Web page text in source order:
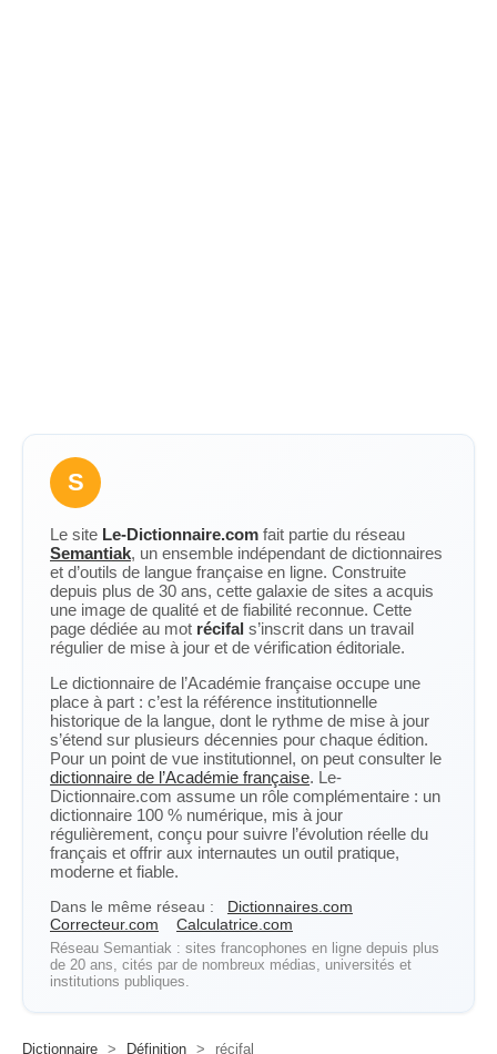
S
Le site Le-Dictionnaire.com fait partie du réseau
Semantiak, un ensemble indépendant de dictionnaires
et d’outils de langue française en ligne. Construite
depuis plus de 30 ans, cette galaxie de sites a acquis
une image de qualité et de fiabilité reconnue. Cette
page dédiée au mot récifal s’inscrit dans un travail
régulier de mise à jour et de vérification éditoriale.
Le dictionnaire de l’Académie française occupe une
place à part : c’est la référence institutionnelle
historique de la langue, dont le rythme de mise à jour
s’étend sur plusieurs décennies pour chaque édition.
Pour un point de vue institutionnel, on peut consulter le
dictionnaire de l’Académie française. Le-
Dictionnaire.com assume un rôle complémentaire : un
dictionnaire 100 % numérique, mis à jour
régulièrement, conçu pour suivre l’évolution réelle du
français et offrir aux internautes un outil pratique,
moderne et fiable.
Dans le même réseau :
Dictionnaires.com
Correcteur.com
Calculatrice.com
Réseau Semantiak : sites francophones en ligne depuis plus
de 20 ans, cités par de nombreux médias, universités et
institutions publiques.
Dictionnaire > Définition > récifal